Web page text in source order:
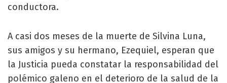
conductora.
A casi dos meses de la muerte de Silvina Luna,
sus amigos y su hermano, Ezequiel, esperan que
la Justicia pueda constatar la responsabilidad del
polémico galeno en el deterioro de la salud de la